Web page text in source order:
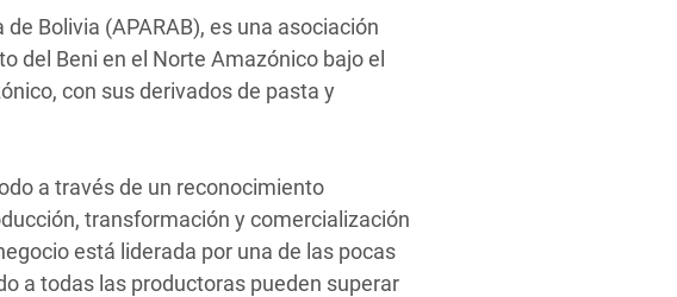
Bolivia (APARAB), es una asociación
del Beni en el Norte Amazónico bajo el
con sus derivados de pasta y
a través de un reconocimiento
transformación y comercialización
está liderada por una de las pocas
a todas las productoras pueden superar